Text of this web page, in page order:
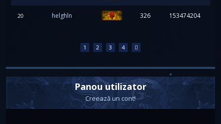
Panou utilizator
Creează un cont!
20 helghln 326 153474204
1 2 3 4